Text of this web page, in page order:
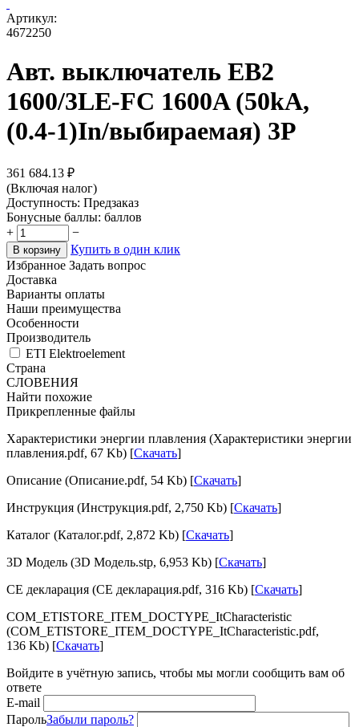
Артикул:
4672250
Авт. выключатель EB2
1600/3LE-FC 1600A (50kA,
(0.4-1)In/выбираемая) 3P
361 684.13 ₽
(Включая налог)
Доступность: Предзаказ
Бонусные баллы: баллов
+
−
В корзину
Купить в один клик
Избранное Задать вопрос
Доставка
Варианты оплаты
Наши преимущества
Особенности
Производитель
ETI Elektroelement
Страна
СЛОВЕНИЯ
Найти похожие
Прикрепленные файлы
Характеристики энергии плавления (Характеристики энергии
плавления.pdf, 67 Kb) [Скачать]
Описание (Описание.pdf, 54 Kb) [Скачать]
Инструкция (Инструкция.pdf, 2,750 Kb) [Скачать]
Каталог (Каталог.pdf, 2,872 Kb) [Скачать]
3D Модель (3D Модель.stp, 6,953 Kb) [Скачать]
CE декларация (CE декларация.pdf, 316 Kb) [Скачать]
COM_ETISTORE_ITEM_DOCTYPE_ItCharacteristic
(COM_ETISTORE_ITEM_DOCTYPE_ItCharacteristic.pdf,
136 Kb) [Скачать]
Войдите в учётную запись, чтобы мы могли сообщить вам об
ответе
E-mail
ПарольЗабыли пароль?